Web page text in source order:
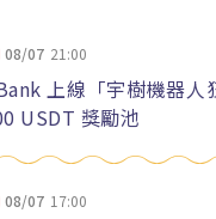
08/07 21:00
上線「宇樹機器人
USDT 獎勵池
08/07 17:00